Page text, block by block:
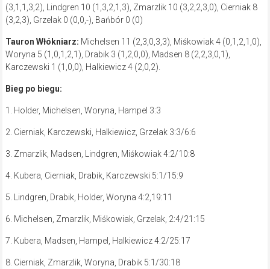
(3,1,1,3,2), Lindgren 10 (1,3,2,1,3), Zmarzlik 10 (3,2,2,3,0), Cierniak 8
(3,2,3), Grzelak 0 (0,0,-), Bańbór 0 (0)
Tauron Włókniarz: Michelsen 11 (2,3,0,3,3), Miśkowiak 4 (0,1,2,1,0),
Woryna 5 (1,0,1,2,1), Drabik 3 (1,2,0,0), Madsen 8 (2,2,3,0,1),
Karczewski 1 (1,0,0), Halkiewicz 4 (2,0,2).
Bieg po biegu:
1. Holder, Michelsen, Woryna, Hampel 3:3
2. Cierniak, Karczewski, Halkiewicz, Grzelak 3:3/6:6
3. Zmarzlik, Madsen, Lindgren, Miśkowiak 4:2/10:8
4. Kubera, Cierniak, Drabik, Karczewski 5:1/15:9
5. Lindgren, Drabik, Holder, Woryna 4:2,19:11
6. Michelsen, Zmarzlik, Miśkowiak, Grzelak, 2:4/21:15
7. Kubera, Madsen, Hampel, Halkiewicz 4:2/25:17
8. Cierniak, Zmarzlik, Woryna, Drabik 5:1/30:18